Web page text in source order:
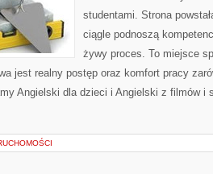
studentami. Strona
ciągle podnoszą
żywy proces. To miejsce
jest realny postęp oraz komfort pracy
Angielski dla dzieci i Angielski z filmów i